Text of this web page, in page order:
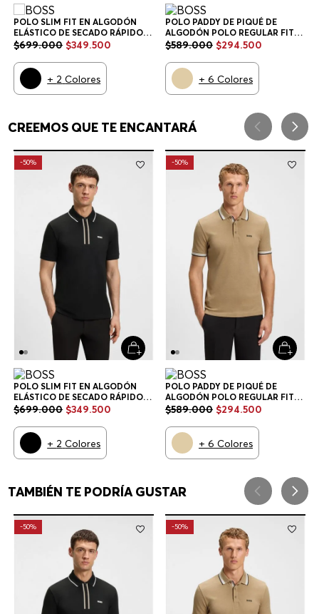
POLO SLIM FIT EN ALGODÓN
ELÁSTICO DE SECADO RÁPIDO
POLO SLIM FIT HOMBRE
$699.000 $349.500
+ 2 Colores
POLO PADDY DE PIQUÉ DE
ALGODÓN POLO REGULAR FIT
HOMBRE
$589.000 $294.500
+ 6 Colores
CREEMOS QUE TE ENCANTARÁ
-50%
POLO SLIM FIT EN ALGODÓN
ELÁSTICO DE SECADO RÁPIDO
POLO SLIM FIT HOMBRE
$699.000 $349.500
+ 2 Colores
-50%
POLO PADDY DE PIQUÉ DE
ALGODÓN POLO REGULAR FIT
HOMBRE
$589.000 $294.500
+ 6 Colores
TAMBIÉN TE PODRÍA GUSTAR
-50% -50%